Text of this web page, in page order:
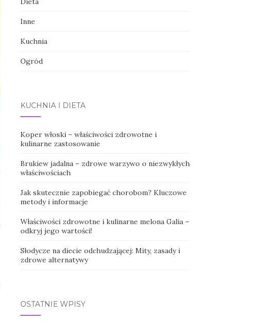
Inne
Kuchnia
Ogród
KUCHNIA I DIETA
Koper włoski – właściwości zdrowotne i
kulinarne zastosowanie
Brukiew jadalna – zdrowe warzywo o niezwykłych
właściwościach
Jak skutecznie zapobiegać chorobom? Kluczowe
metody i informacje
Właściwości zdrowotne i kulinarne melona Galia –
odkryj jego wartości!
Słodycze na diecie odchudzającej: Mity, zasady i
zdrowe alternatywy
OSTATNIE WPISY